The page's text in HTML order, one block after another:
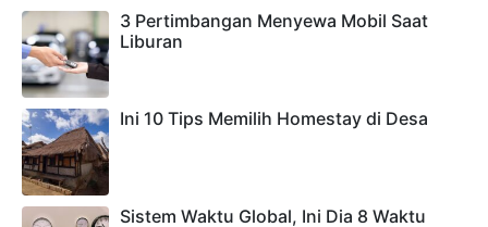
3 Pertimbangan Menyewa Mobil Saat
Liburan
Ini 10 Tips Memilih Homestay di Desa
Sistem Waktu Global, Ini Dia 8 Waktu